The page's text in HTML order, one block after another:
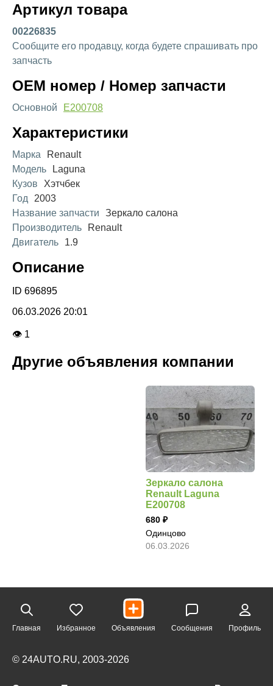
Артикул товара
00226835
Сообщите его продавцу, когда будете спрашивать про
запчасть
OEM номер / Номер запчасти
Основной E200708
Характеристики
Марка
Renault
Модель
Laguna
Кузов
Хэтчбек
Год
2003
Название запчасти
Зеркало салона
Производитель
Renault
Двигатель
1.9
Описание
ID 696895
06.03.2026 20:01
👁 1
Другие объявления компании
Зеркало салона
Renault Laguna
E200708
680
Одинцово
06.03.2026
Главная Избранное Объявления Сообщения Профиль
© 24AUTO.RU, 2003-2026